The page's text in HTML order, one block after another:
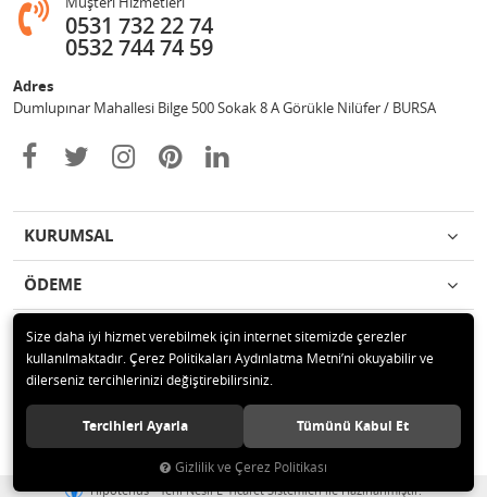
0531 732 22 74
0532 744 74 59
Adres
Dumlupınar Mahallesi Bilge 500 Sokak 8 A Görükle Nilüfer / BURSA
KURUMSAL
ÖDEME
İLETİŞİM
© 2020 MAG OTOMOTİV Tüm hakları saklıdır.
Hipotenüs Yeni Nesil E-Ticaret Sistemleri ile Hazırlanmıştır.
Size daha iyi hizmet verebilmek için internet sitemizde çerezler
kullanılmaktadır. Çerez Politikaları Aydınlatma Metni’ni okuyabilir ve
dilerseniz tercihlerinizi değiştirebilirsiniz.
Tercihleri Ayarla Tümünü Kabul Et
Gizlilik ve Çerez Politikası